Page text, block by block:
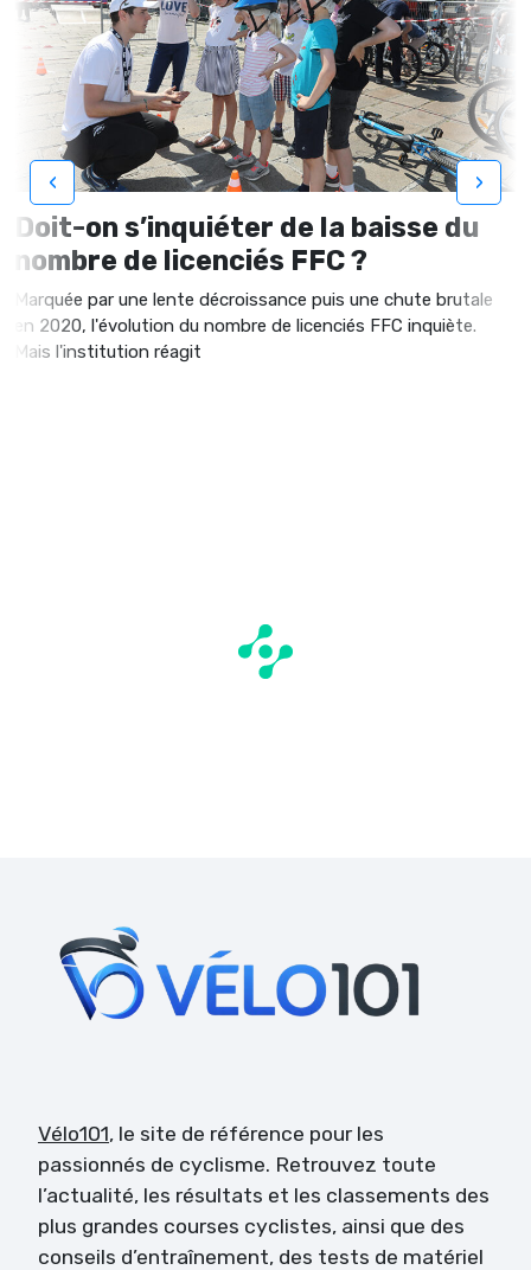
Doit-on s’inquiéter de la baisse du
nombre de licenciés FFC ?
Marquée par une lente décroissance puis une chute brutale
en 2020, l'évolution du nombre de licenciés FFC inquiète.
Mais l'institution réagit
‹ ›
Vélo101, le site de référence pour les
passionnés de cyclisme. Retrouvez toute
l’actualité, les résultats et les classements des
plus grandes courses cyclistes, ainsi que des
conseils d’entraînement, des tests de matériel